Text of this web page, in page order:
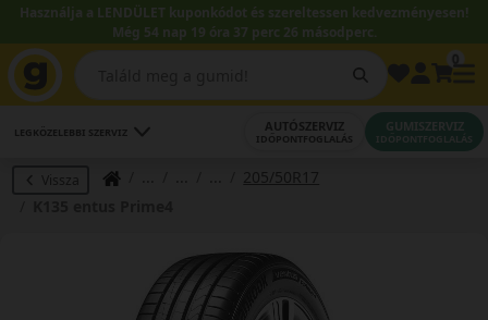
Használja a LENDÜLET kuponkódot és szereltessen kedvezményesen!
Még 54 nap 19 óra 37 perc 25 másodperc.
LEGKÖZELEBBI SZERVIZ AUTÓSZERVIZ
IDŐPONTFOGLALÁS
GUMISZERVIZ
IDŐPONTFOGLALÁS
Vissza
205/50R17